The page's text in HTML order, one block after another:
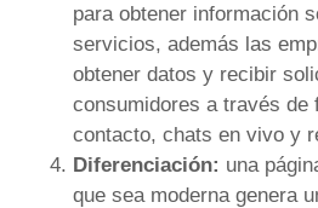
para obtener información
servicios, además las
obtener datos y recibir
consumidores a través de
contacto, chats en vivo y
Diferenciación: una
que sea moderna genera